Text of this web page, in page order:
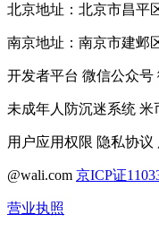
北京地址：北京市昌平
南京地址：南京市建邺
开发者平台 微信公众号
未成年人防沉迷系统 米
用户应用权限 隐私协议
@wali.com 京ICP证
营业执照